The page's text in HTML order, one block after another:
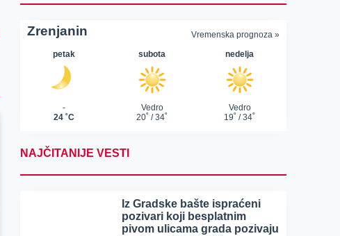
NAJČITANIJE VESTI
Iz Gradske bašte ispraćeni
pozivari koji besplatnim
pivom ulicama grada pozivaju